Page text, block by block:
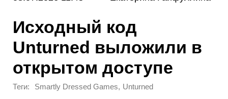
Исходный код
Unturned выложили в
открытом доступе
Теги: Smartly Dressed Games, Unturned